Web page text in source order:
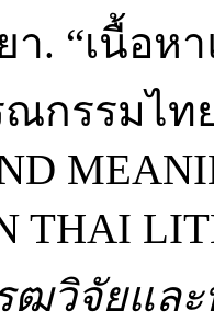
า. “เนื้อ
กรรมไท
THAI
ฒวิจัยแล